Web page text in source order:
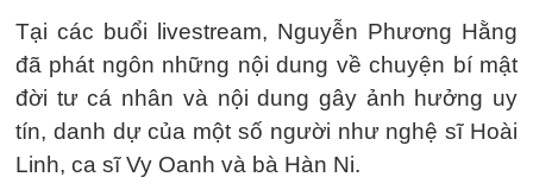
Tại các buổi livestream, Nguyễn Phương Hằng
đã phát ngôn những nội dung về chuyện bí mật
đời tư cá nhân và nội dung gây ảnh hưởng uy
tín, danh dự của một số người như nghệ sĩ Hoài
Linh, ca sĩ Vy Oanh và bà Hàn Ni.